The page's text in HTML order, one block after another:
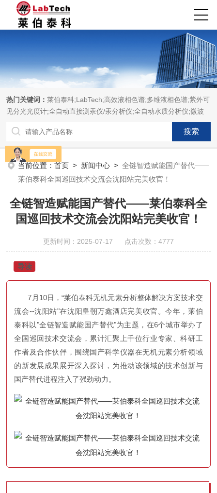
热门关键词：莱伯泰科;LabTech;高效液相色谱;多维液相色谱;紫外可
见分光光度计;全自动直接测汞仪/汞分析仪;全自动水质分析仪;微波
消解萃取系统;微波合成系统;微波灰化磺化系统;全自动固相萃取系
统;Dryvap全自动溶剂蒸发系统;激光固体烧蚀进样系统;循环水冷却
器;电热消解仪;微控数显电热板;光波加热仪;磁力搅拌器;分析仪器;实
验室设备;样品前处理仪器;实验室信息管理系统（LIMS;超净实验室
设计与工程;通风柜;化学安全柜;AAICPICP-MSUV-VISHPLC耗材和
配件
当前位置：首页 > 新闻中心 >全链智造赋能国产替代——
莱伯泰科全国巡回技术交流会沈阳站完美收官！
全链智造赋能国产替代——莱伯泰科全
国巡回技术交流会沈阳站完美收官！
更新时间：2025-07-17 点击次数：4777
导读
7月10日，“莱伯泰科无机元素分析整体解决方案技术交
流会--沈阳站"在沈阳皇朝万鑫酒店完美收官。今年，莱伯
泰科以"全链智造赋能国产替代"为主题，在6个城市举办了
全国巡回技术交流会，累计汇聚上千位行业专家、科研工
作者及合作伙伴，围绕国产科学仪器在无机元素分析领域
的新发展成果展开深入探讨，为推动该领域的技术创新与
国产替代进程注入了强劲动力。